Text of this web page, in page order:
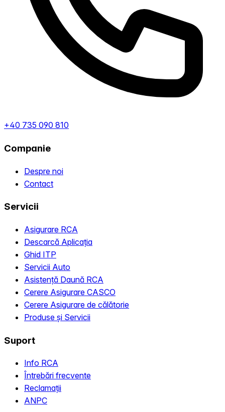
+40 735 090 810
Companie
Despre noi
Contact
Servicii
Asigurare RCA
Descarcă Aplicația
Ghid ITP
Servicii Auto
Asistență Daună RCA
Cerere Asigurare CASCO
Cerere Asigurare de călătorie
Produse și Servicii
Suport
Info RCA
Întrebări frecvente
Reclamații
ANPC